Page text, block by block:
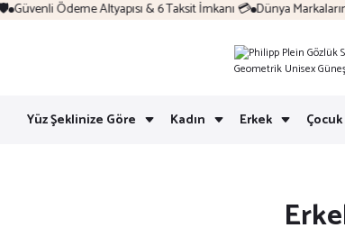
Güvenli Ödeme Altyapısı & 6 Taksit İmkanı 💳 Dünya
Yüz Şeklinize Göre Kadın Erkek Çocuk